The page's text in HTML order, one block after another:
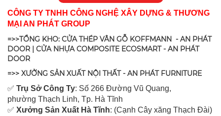
CÔNG TY TNHH CÔNG NGHỆ XÂY DỰNG & THƯƠNG
MẠI AN PHÁT GROUP
=>>TỔNG KHO: CỬA THÉP VÂN GỖ KOFFMANN - AN PHÁT
DOOR | CỬA NHỰA COMPOSITE ECOSMART - AN PHÁT
DOOR
=>> XƯỞNG SẢN XUẤT NỘI THẤT - AN PHÁT FURNITURE
✅ Trụ Sở Công Ty: Số 266 Đường Vũ Quang,
phường Thạch Linh, Tp. Hà Tĩnh
✅ Xưởng Sản Xuất Hà Tĩnh: (Cạnh Cây xăng Thạch Đài)